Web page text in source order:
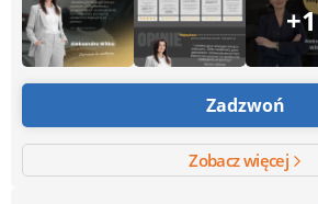
+1
Zadzwoń
Zobacz więcej